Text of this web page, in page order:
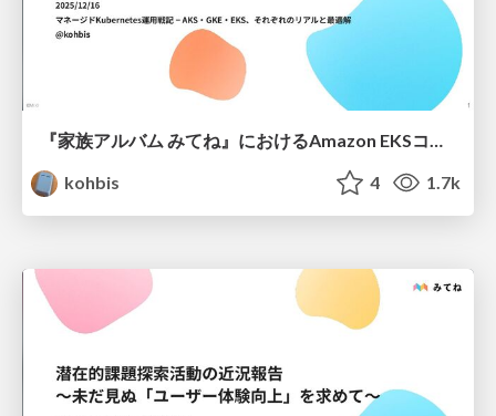
『家族アルバム みてね』におけるAmazon EKSコストとの向き合い方 / Optimizing Amazon EKS Costs: The FamilyAlbum Case
kohbis
4 1.7k